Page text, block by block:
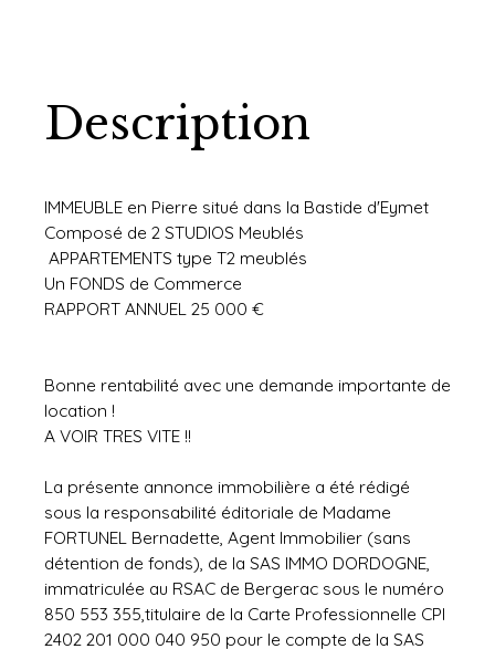
Description
IMMEUBLE en Pierre situé dans la Bastide d'Eymet
Composé de 2 STUDIOS Meublés
APPARTEMENTS type T2 meublés
Un FONDS de Commerce
RAPPORT ANNUEL 25 000 €
Bonne rentabilité avec une demande importante de
location !
A VOIR TRES VITE !!
La présente annonce immobilière a été rédigé
sous la responsabilité éditoriale de Madame
FORTUNEL Bernadette, Agent Immobilier (sans
détention de fonds), de la SAS IMMO DORDOGNE,
immatriculée au RSAC de Bergerac sous le numéro
850 553 355,titulaire de la Carte Professionnelle CPI
2402 201 000 040 950 pour le compte de la SAS